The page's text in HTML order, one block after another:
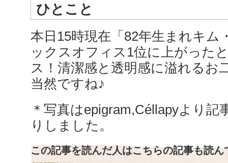
ひとこと
本日15時現在「82年生まれキム
ックスオフィス1位に上がった
ス！清潔感と透明感に溢れるお
当然ですね♪
＊写真はepigram,Céllapyより記
りしました。
この記事を読んだ人はこちらの記事も読ん